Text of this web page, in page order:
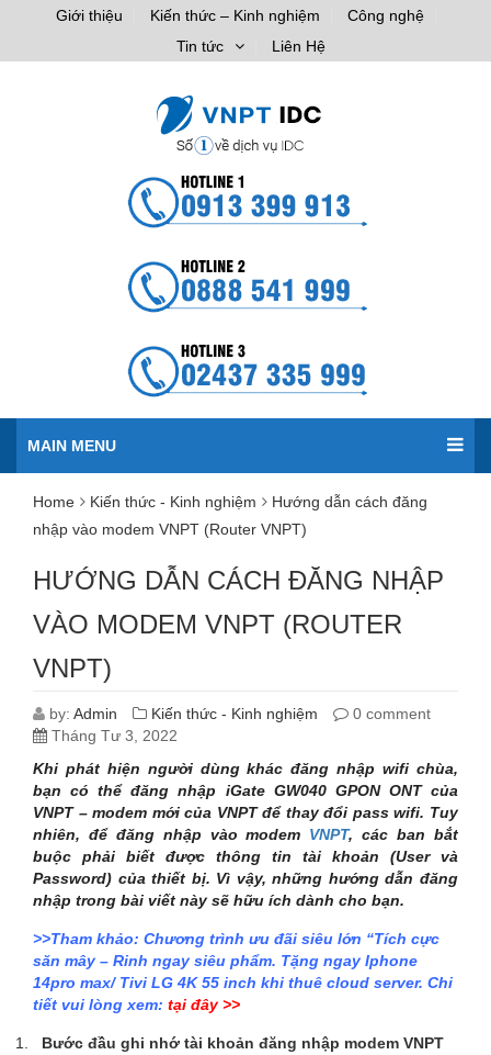
Giới thiệu Kiến thức – Kinh nghiệm
Công nghệ
Tin tức
Liên Hệ
MAIN MENU
Home Kiến thức - Kinh nghiệm
Hướng dẫn cách đăng
nhập vào modem VNPT (Router VNPT)
HƯỚNG DẪN CÁCH ĐĂNG NHẬP
VÀO MODEM VNPT (ROUTER
VNPT)
by: Admin Kiến thức - Kinh nghiệm
0 comment
Tháng Tư 3, 2022
Khi phát hiện người dùng khác đăng nhập wifi chùa,
bạn có thể đăng nhập iGate GW040 GPON ONT của
VNPT – modem mới của VNPT để thay đổi pass wifi. Tuy
nhiên, để đăng nhập vào modem VNPT, các ban bắt
buộc phải biết được thông tin tài khoản (User và
Password) của thiết bị. Vì vậy, những hướng dẫn đăng
nhập trong bài viết này sẽ hữu ích dành cho bạn.
>>Tham khảo: Chương trình ưu đãi siêu lớn “Tích cực
săn mây – Rinh ngay siêu phẩm. Tặng ngay Iphone
14pro max/ Tivi LG 4K 55 inch khi thuê cloud server. Chi
tiết vui lòng xem: tại đây >>
Bước đầu ghi nhớ tài khoản đăng nhập modem VNPT